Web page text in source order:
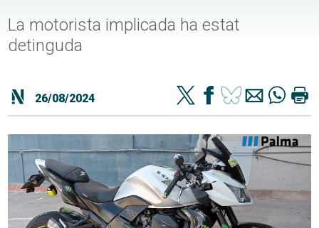
La motorista implicada ha estat
detinguda
26/08/2024